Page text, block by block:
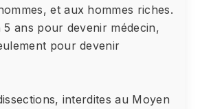
et aux hommes riches.
ans pour devenir médecin,
pour devenir
interdites au Moyen